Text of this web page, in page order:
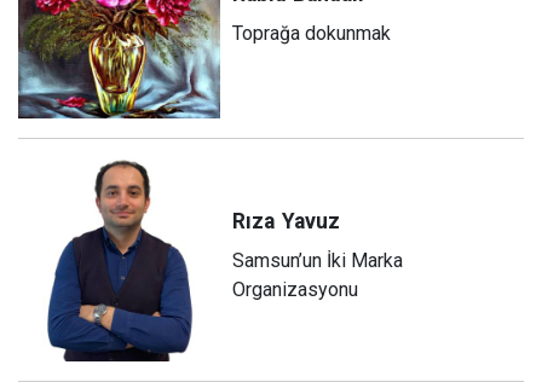
Toprağa dokunmak
Rıza Yavuz
Samsun’un İki Marka
Organizasyonu